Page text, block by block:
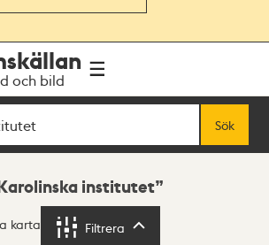
och bild
Sök
institutet
karta Filtrera